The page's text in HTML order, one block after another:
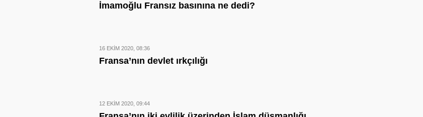
İmamoğlu Fransız basınına ne dedi?
16 EKIM 2020, 08:36
Fransa’nın devlet ırkçılığı
12 EKIM 2020, 09:44